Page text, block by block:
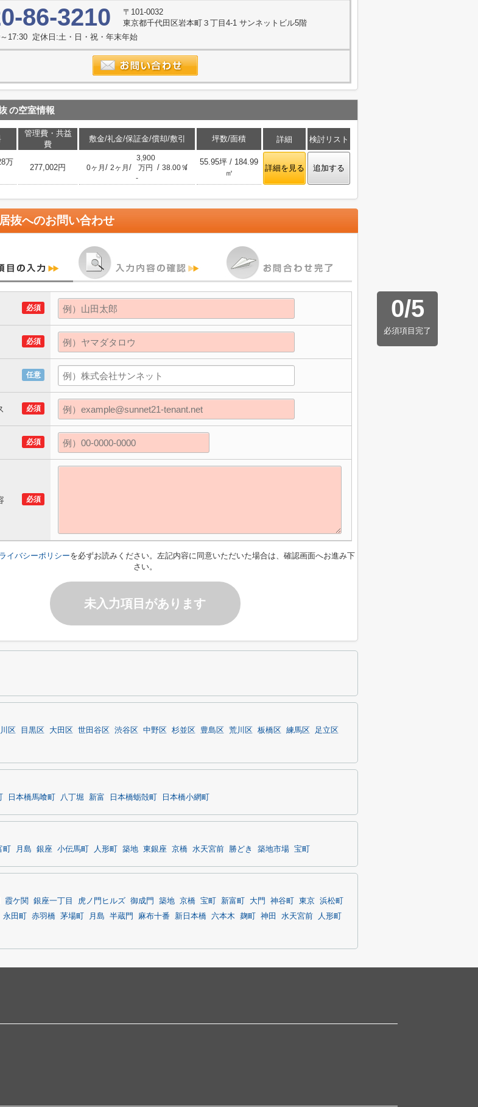
86-3210
〒101-0032
東京都千代田区岩本町３丁目4-1 サンネットビル5階
17:30 定休日:土・日・祝・年末年始
の空室情報
管理費・共益
費
敷金/礼金/保証金/償却/敷引 坪数/面積 詳細 検討リスト
万
277,002円 0ヶ月 / 2ヶ月 /
3,900
万円
/ 38.00％/
-
55.95坪 / 184.99
㎡
詳細を見る 追加する
抜へのお問い合わせ
0/5
必須項目完了
必須
必須
任意
必須
必須
必須
イバシーポリシーを必ずお読みください。左記内容に同意いただいた場合は、確認画面へお進み下
さい。
未入力項目があります
区 目黒区 大田区 世田谷区 渋谷区 中野区 杉並区 豊島区 荒川区 板橋区 練馬区
足立区
日本橋馬喰町 八丁堀 新富 日本橋蛎殻町 日本橋小網町
月島 銀座 小伝馬町 人形町 築地 東銀座 京橋 水天宮前 勝どき 築地市場 宝町
霞ケ関 銀座一丁目 虎ノ門ヒルズ 御成門 築地 京橋 宝町 新富町 大門 神谷町 東京 浜松町
永田町 赤羽橋 茅場町 月島 半蔵門 麻布十番 新日本橋 六本木 麹町 神田 水天宮前
人形町